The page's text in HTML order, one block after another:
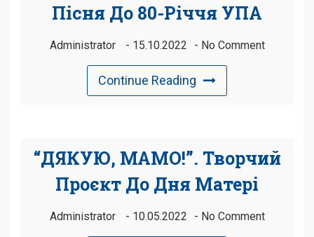
Пісня До 80-Річчя УПА
Administrator 15.10.2022 No Comment
Continue Reading
“ДЯКУЮ, МАМО!”. Творчий
Проєкт До Дня Матері
Administrator 10.05.2022 No Comment